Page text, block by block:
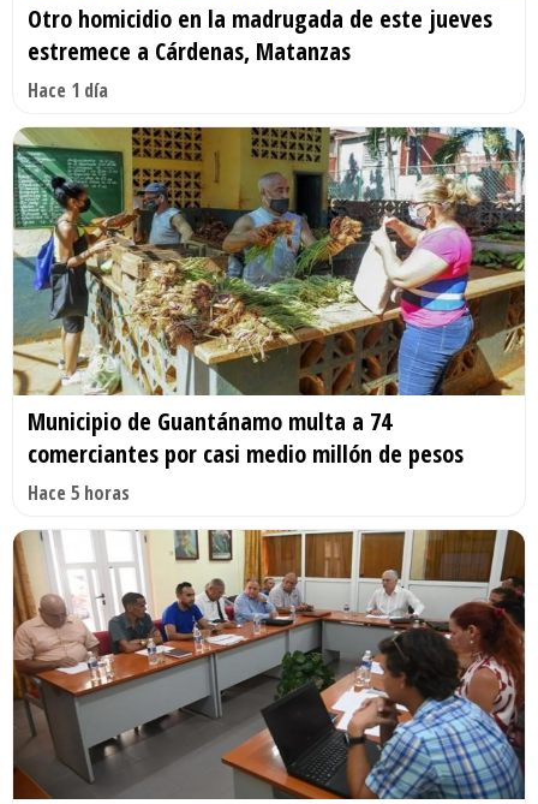
Otro homicidio en la madrugada de este jueves
estremece a Cárdenas, Matanzas
Hace 1 día
Municipio de Guantánamo multa a 74
comerciantes por casi medio millón de pesos
Hace 5 horas